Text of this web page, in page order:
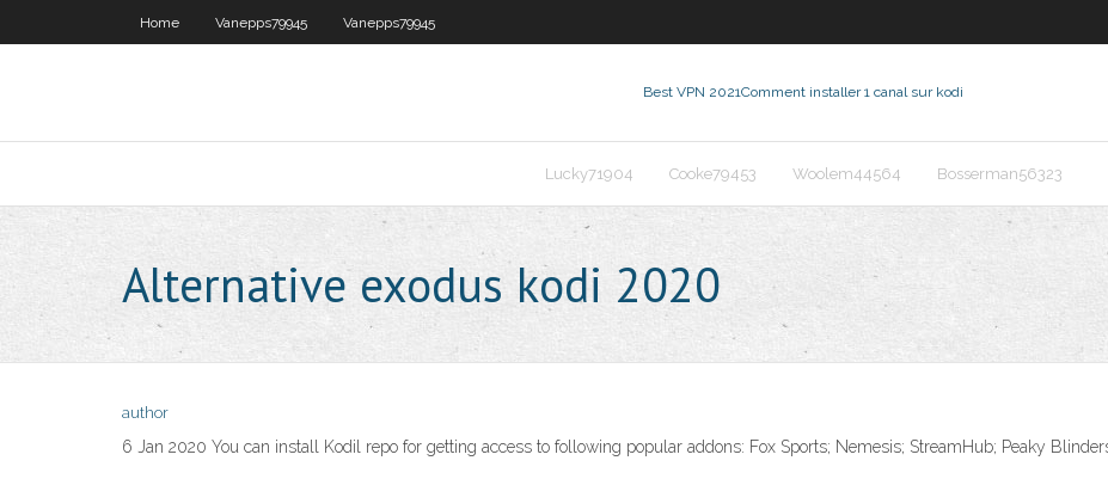
Home Vanepps79945 Vanepps79945
Best VPN 2021Comment installer 1 canal sur kodi
Lucky71904 Cooke79453 Woolem44564 Bosserman56323
Alternative exodus kodi 2020
author
6 Jan 2020 You can install Kodil repo for getting access to following popular addons: Fox Sports; Nemesis; StreamHub; Peaky